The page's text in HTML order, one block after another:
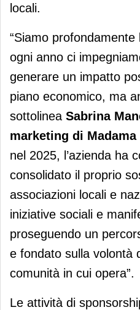
locali.
“Siamo
ogni anno ci
generare un impatto
piano economico, ma
sottolinea Sabrina
marketing di
nel 2025, l’azienda ha
consolidato il proprio
associazioni locali e
iniziative sociali e
proseguendo un
e fondato sulla volontà
comunità in cui opera”.
Le attività di